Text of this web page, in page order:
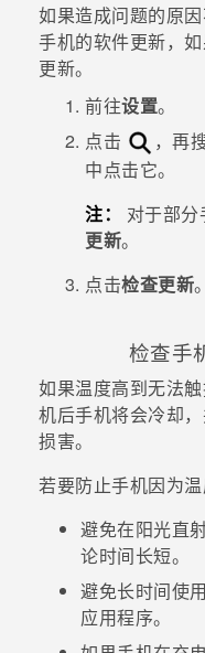
如果造成问题的原
手机的软件更新，
更新。
前往设置。
点击
，再
中点击它。
注：
对于部
更新。
点击检查更新。
检查手
如果温度高到无法
机后手机将会冷却
损害。
若要防止手机因为温
避免在阳光直
论时间长短。
避免长时间使
应用程序。